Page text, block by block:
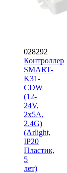
028292
Контроллер
SMART-
K31-
CDW
(12-
24V,
2x5A,
2.4G)
(Arlight,
IP20
Пластик,
5
лет)